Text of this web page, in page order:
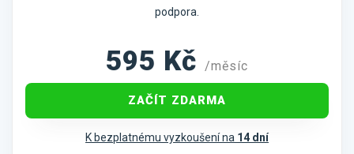
podpora.
595 Kč /měsíc
ZAČÍT ZDARMA
K bezplatnému vyzkoušení na 14 dní